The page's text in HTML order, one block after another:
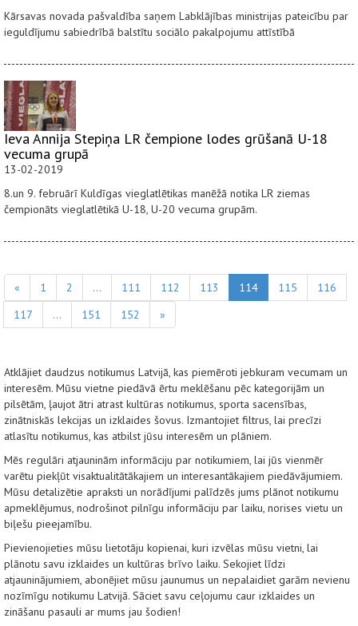
Kārsavas novada pašvaldība saņem Labklājības ministrijas pateicību par
ieguldījumu sabiedrībā balstītu sociālo pakalpojumu attīstībā
Ieva Annija Stepiņa LR čempione lodes grūšanā U-18
vecuma grupā
13-02-2019
8.un 9. februārī Kuldīgas vieglatlētikas manēžā notika LR ziemas
čempionāts vieglatlētikā U-18, U-20 vecuma grupām.
« 1 2 ... 111 112 113 114 115
116
117
... 151 152 »
Atklājiet daudzus notikumus Latvijā, kas piemēroti jebkuram vecumam un
interesēm. Mūsu vietne piedāvā ērtu meklēšanu pēc kategorijām un
pilsētām, ļaujot ātri atrast kultūras notikumus, sporta sacensības,
zinātniskās lekcijas un izklaides šovus. Izmantojiet filtrus, lai precīzi
atlasītu notikumus, kas atbilst jūsu interesēm un plāniem.
Mēs regulāri atjauninām informāciju par notikumiem, lai jūs vienmēr
varētu piekļūt visaktualitātākajiem un interesantākajiem piedāvājumiem.
Mūsu detalizētie apraksti un norādījumi palīdzēs jums plānot notikumu
apmeklējumus, nodrošinot pilnīgu informāciju par laiku, norises vietu un
biļešu pieejamību.
Pievienojieties mūsu lietotāju kopienai, kuri izvēlas mūsu vietni, lai
plānotu savu izklaides un kultūras brīvo laiku. Sekojiet līdzi
atjauninājumiem, abonējiet mūsu jaunumus un nepalaidiet garām nevienu
nozīmīgu notikumu Latvijā. Sāciet savu ceļojumu caur izklaides un
zināšanu pasauli ar mums jau šodien!